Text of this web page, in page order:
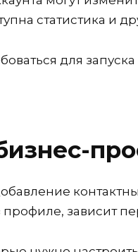
статистика
для
зависит